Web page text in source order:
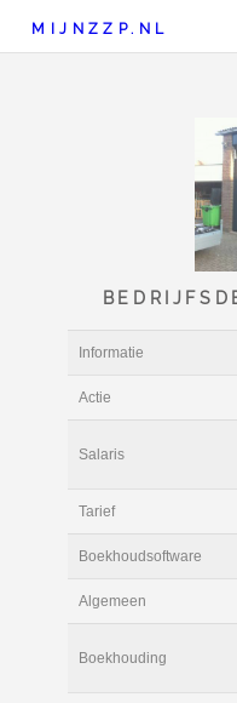
MIJNZZP.NL
Actie